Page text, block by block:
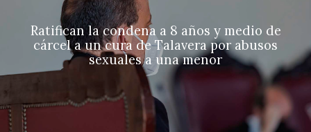
Ratifican la condena a 8 años y medio de
cárcel a un cura de Talavera por abusos
sexuales a una menor